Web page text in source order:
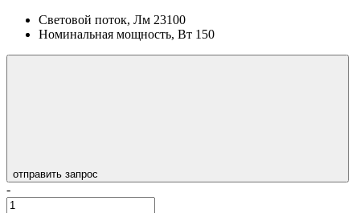
Световой поток, Лм 23100
Номинальная мощность, Вт 150
отправить запрос
-